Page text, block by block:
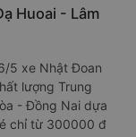
Huoai - Lâm
5 xe Nhật Đoan
lượng Trung
- Đồng Nai dựa
chỉ từ 300000 đ